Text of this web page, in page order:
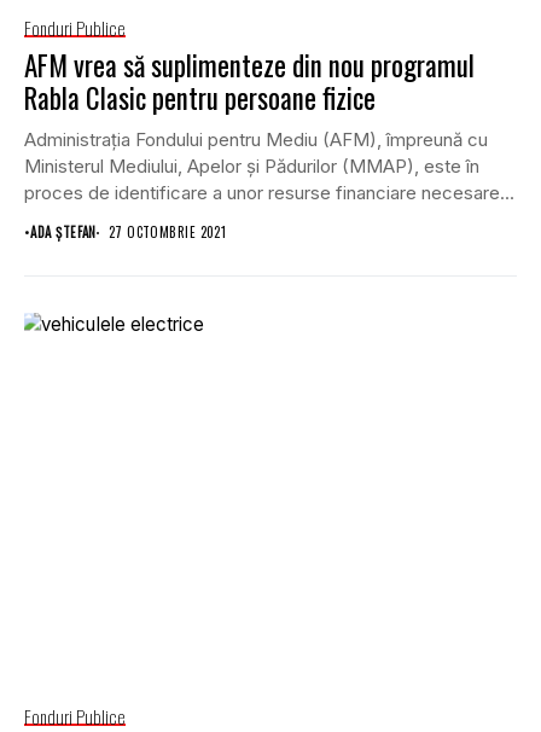
Fonduri Publice
AFM vrea să suplimenteze din nou programul
Rabla Clasic pentru persoane fizice
Administraţia Fondului pentru Mediu (AFM), împreună cu
Ministerul Mediului, Apelor şi Pădurilor (MMAP), este în
proces de identificare a unor resurse financiare necesare...
•ADA ȘTEFAN 27 OCTOMBRIE 2021
Fonduri Publice